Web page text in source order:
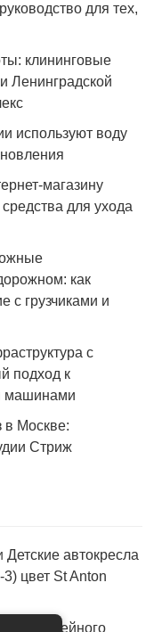
для тех,
клининговые
Ленинградской
используют воду
магазину
для ухода
как
с грузчиками и
с
подход к
машинами
в Москве:
Стриж
Детские автокресла
цвет St Anton
семейного